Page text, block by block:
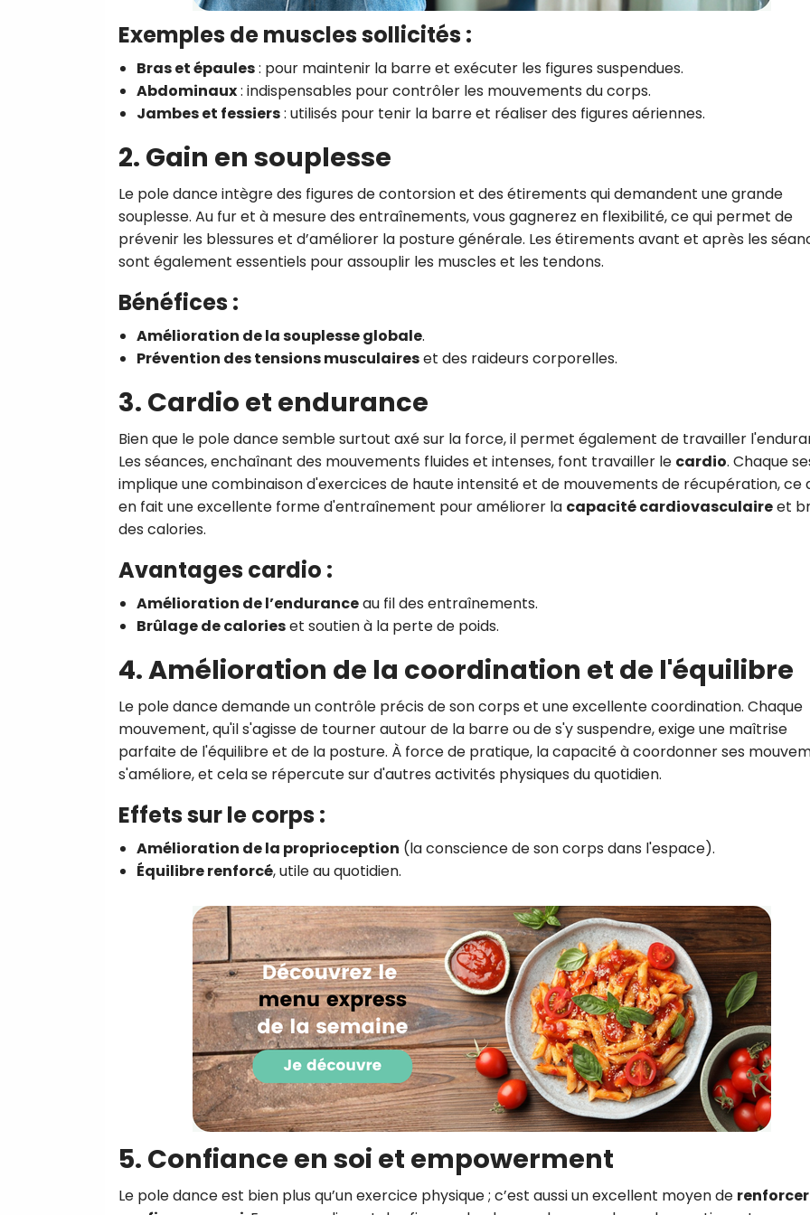
Exemples de muscles sollicités :
Bras et épaules: pour maintenir la barre et exécuter les figures suspendues.
Abdominaux: indispensables pour contrôler les mouvements du corps.
Jambes et fessiers: utilisés pour tenir la barre et réaliser des figures aériennes.
2. Gain en souplesse
Le pole dance intègre des figures de contorsion et des étirements qui demandent une grande
souplesse. Au fur et à mesure des entraînements, vous gagnerez en flexibilité, ce qui permet de
prévenir les blessures et d’améliorer la posture générale. Les étirements avant et après les
sont également essentiels pour assouplir les muscles et les tendons.
Bénéfices :
Amélioration de la souplesse globale.
Prévention des tensions musculaireset des raideurs corporelles.
3. Cardio et endurance
Bien que le pole dance semble surtout axé sur la force, il permet également de travailler
Les séances, enchaînant des mouvements fluides et intenses, font travailler le cardio. Chaque
implique une combinaison d'exercices de haute intensité et de mouvements de récupération, ce
en fait une excellente forme d'entraînement pour améliorer la capacité cardiovasculaireet
des calories.
Avantages cardio :
Amélioration de l’enduranceau fil des entraînements.
Brûlage de calorieset soutien à la perte de poids.
4. Amélioration de la coordination et de l'équilibre
Le pole dance demande un contrôle précis de son corps et une excellente coordination. Chaque
mouvement, qu'il s'agisse de tourner autour de la barre ou de s'y suspendre, exige une maîtrise
parfaite de l'équilibre et de la posture. À force de pratique, la capacité à coordonner ses
s'améliore, et cela se répercute sur d'autres activités physiques du quotidien.
Effets sur le corps :
Amélioration de la proprioception (la conscience de son corps dans l'espace).
Équilibre renforcé, utile au quotidien.
5. Confiance en soi et empowerment
Le pole dance est bien plus qu’un exercice physique ; c’est aussi un excellent moyen de